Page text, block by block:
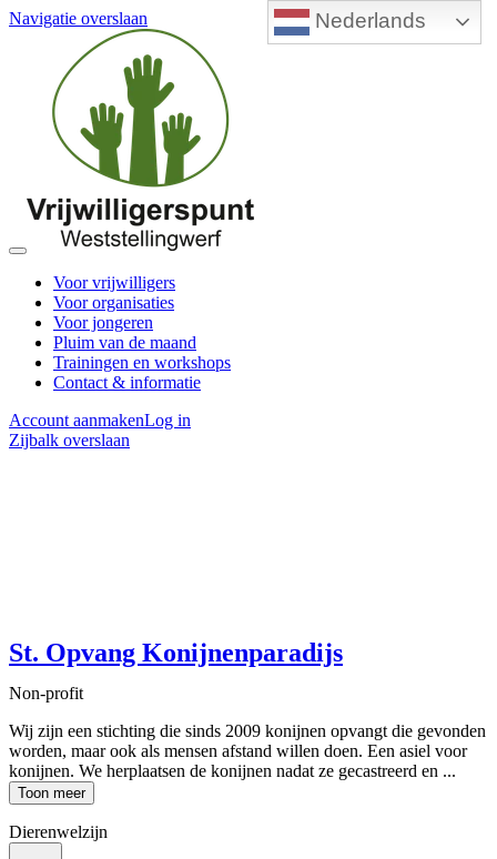
Nederlands
Navigatie overslaan
Voor vrijwilligers
Voor organisaties
Voor jongeren
Pluim van de maand
Trainingen en workshops
Contact & informatie
Account aanmakenLog in
Zijbalk overslaan
St. Opvang Konijnenparadijs
Non-profit
Wij zijn een stichting die sinds 2009 konijnen opvangt die gevonden
worden, maar ook als mensen afstand willen doen. Een asiel voor
konijnen. We herplaatsen de konijnen nadat ze gecastreerd en ...
Toon meer
Dierenwelzijn